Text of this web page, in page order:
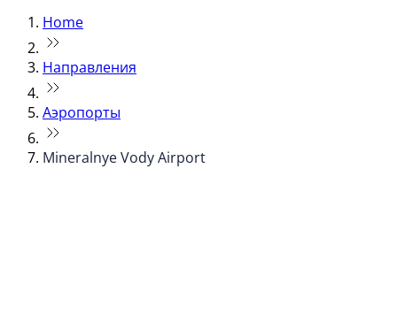
Home
Направления
Аэропорты
Mineralnye Vody Airport